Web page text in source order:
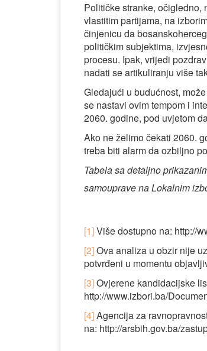
Političke stranke, očigledno,
vlastitim partijama, na
činjenicu da
političkim subjektima,
procesu. Ipak, vrijedi
nadati se artikuliranju više
Gledajući u budućnost,
se nastavi ovim tempom i
2060. godine, pod uvjetom
Ako ne želimo čekati 2060.
treba biti alarm da ozbiljno
Tabela sa detaljno
samouprave na Lokalnim
[1]Više dostupno na: http://
[2]Ova analiza u obzir nije
potvrđeni u momentu
[3]Ovjerene kandidacijske
http://www.izbori.ba/
[4]Agencija za
na: http://arsbih.gov.ba/